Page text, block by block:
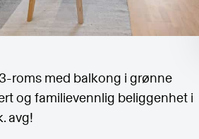
roms med balkong i grønne
og familievennlig beliggenhet i
avg!